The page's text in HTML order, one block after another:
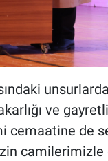
ve
cemaatine de